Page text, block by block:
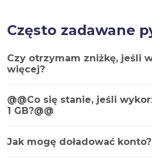
Często zadawane
Czy otrzymam zniżkę, jeśli
więcej?
@@Co się stanie, jeśli
1 GB?@@
Jak mogę doładować konto?